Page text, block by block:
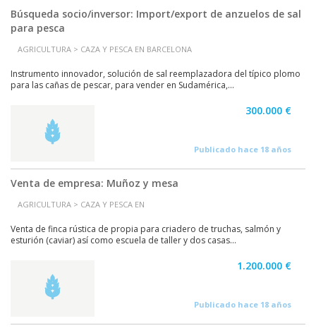
Búsqueda socio/inversor: Import/export de anzuelos de sal
para pesca
AGRICULTURA > CAZA Y PESCA EN BARCELONA
Instrumento innovador, solución de sal reemplazadora del típico plomo
para las cañas de pescar, para vender en Sudamérica,...
300.000 €
Publicado hace 18 años
Venta de empresa: Muñoz y mesa
AGRICULTURA > CAZA Y PESCA EN
Venta de finca rústica de propia para criadero de truchas, salmón y
esturión (caviar) así como escuela de taller y dos casas...
1.200.000 €
Publicado hace 18 años